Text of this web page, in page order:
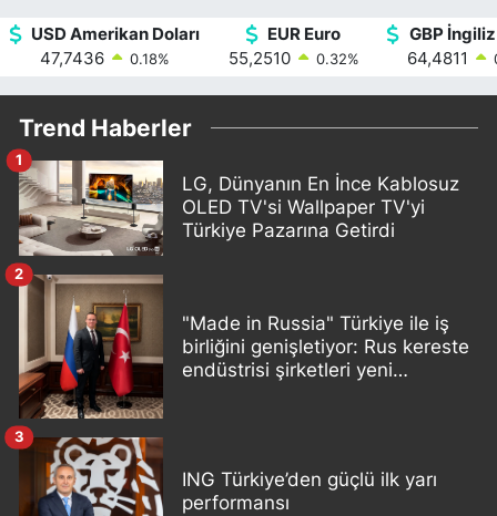
USD Amerikan Doları
47,7436
0.18%
EUR Euro
55,2510
0.32%
GBP
64,4811
Trend Haberler
LG, Dünyanın En İnce Kablosuz
OLED TV'si Wallpaper TV'yi
Türkiye Pazarına Getirdi
1
"Made in Russia" Türkiye ile iş
birliğini genişletiyor: Rus kereste
endüstrisi şirketleri yeni
2
ING Türkiye’den güçlü ilk yarı
performansı
3